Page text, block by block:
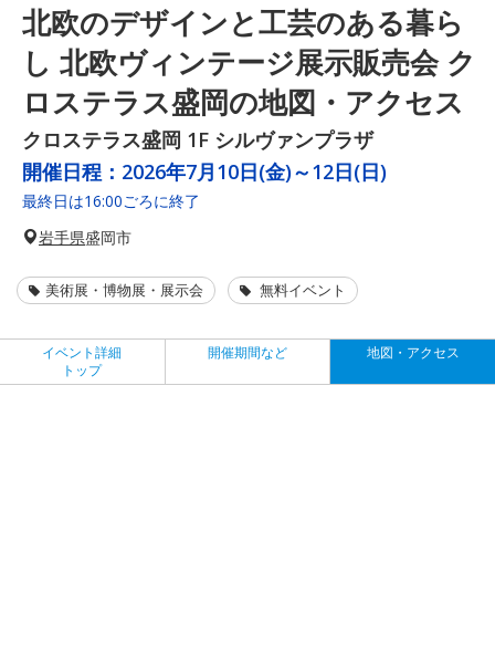
北欧のデザインと工芸のある暮ら
し 北欧ヴィンテージ展示販売会 ク
ロステラス盛岡の地図・アクセス
クロステラス盛岡 1F シルヴァンプラザ
開催日程： 2026年7月10日(金)～12日(日)
最終日は16:00ごろに終了
岩手県盛岡市
美術展・博物展・展示会 無料イベント
イベント詳細
トップ
開催期間など 地図・アクセス